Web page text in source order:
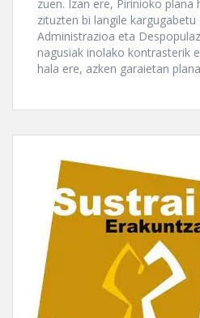
zuen. Izan ere, Pirinioko plana
zituzten bi langile kargugabetu
Administrazioa eta
nagusiak inolako kontrasterik
hala ere, azken garaietan